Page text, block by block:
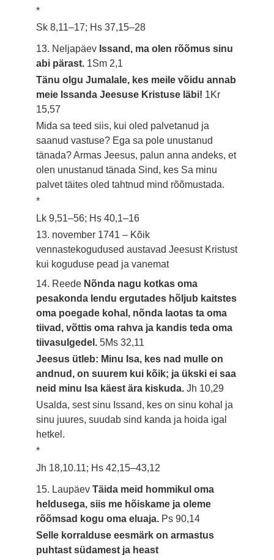
*
Sk 8,11–17; Hs 37,15–28
13. Neljapäev Issand, ma olen rõõmus sinu
abi pärast. 1Sm 2,1
Tänu olgu Jumalale, kes meile võidu annab
meie Issanda Jeesuse Kristuse läbi! 1Kr
15,57
Mida sa teed siis, kui oled palvetanud ja
saanud vastuse? Ega sa pole unustanud
tänada? Armas Jeesus, palun anna andeks, et
olen unustanud tänada Sind, kes Sa minu
palvet täites oled tahtnud mind rõõmustada.
*
Lk 9,51–56; Hs 40,1–16
13. november 1741 – Kõik
vennastekogudused austavad Jeesust Kristust
kui koguduse pead ja vanemat
14. Reede Nõnda nagu kotkas oma
pesakonda lendu ergutades hõljub kaitstes
oma poegade kohal, nõnda laotas ta oma
tiivad, võttis oma rahva ja kandis teda oma
tiivasulgedel.5Ms 32,11
Jeesus ütleb: Minu Isa, kes nad mulle on
andnud, on suurem kui kõik; ja ükski ei saa
neid minu Isa käest ära kiskuda.Jh 10,29
Usalda, sest sinu Issand, kes on sinu kohal ja
sinu juures, suudab sind kanda ja hoida igal
hetkel.
*
Jh 18,10.11; Hs 42,15–43,12
15. LaupäevTäida meid hommikul oma
heldusega, siis me hõiskame ja oleme
rõõmsad kogu oma eluaja. Ps 90,14
Selle korralduse eesmärk on armastus
puhtast südamest ja heast